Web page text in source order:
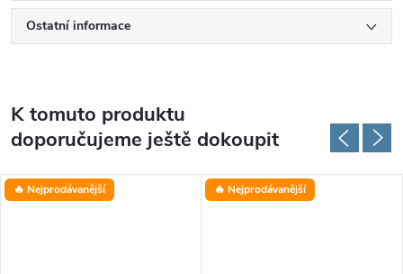
Ostatní informace
K tomuto produktu
doporučujeme ještě dokoupit
🔥 Nejprodávanější 🔥 Nejprodávanější